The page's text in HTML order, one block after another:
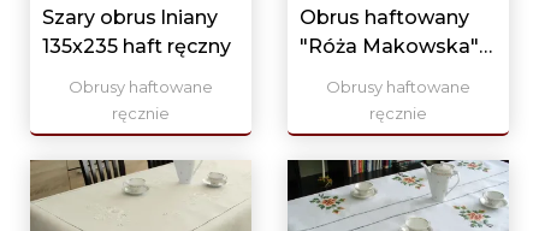
Szary obrus lniany
135x235 haft ręczny
Obrusy haftowane
ręcznie
Obrus haftowany
"Róża Makowska"
140x220
Obrusy haftowane
ręcznie